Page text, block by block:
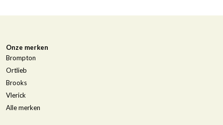
Onze merken
Brompton
Ortlieb
Brooks
Vlerick
Alle merken